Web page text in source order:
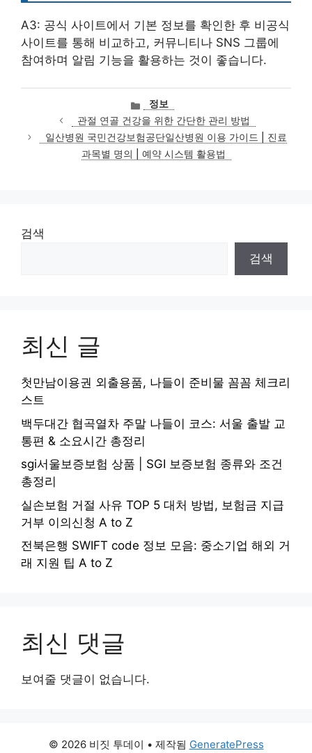
A3: 공식 사이트에서 기본 정보를 확인한 후 비공식
사이트를 통해 비교하고, 커뮤니티나 SNS 그룹에
참여하며 알림 기능을 활용하는 것이 좋습니다.
카
테
고
리
정보
관절 연골 건강을 위한 간단한 관리 방법
일산병원 국민건강보험공단일산병원 이용 가이드 | 진료
과목별 명의 | 예약 시스템 활용법
검색
검색
최신 글
첫만남이용권 외출용품, 나들이 준비물 꼼꼼 체크리
스트
백두대간 협곡열차 주말 나들이 코스: 서울 출발 교
통편 & 소요시간 총정리
sgi서울보증보험 상품 | SGI 보증보험 종류와 조건
총정리
실손보험 거절 사유 TOP 5 대처 방법, 보험금 지급
거부 이의신청 A to Z
전북은행 SWIFT code 정보 모음: 중소기업 해외 거
래 지원 팁 A to Z
최신 댓글
보여줄 댓글이 없습니다.
© 2026 비짓 투데이 • 제작됨 GeneratePress